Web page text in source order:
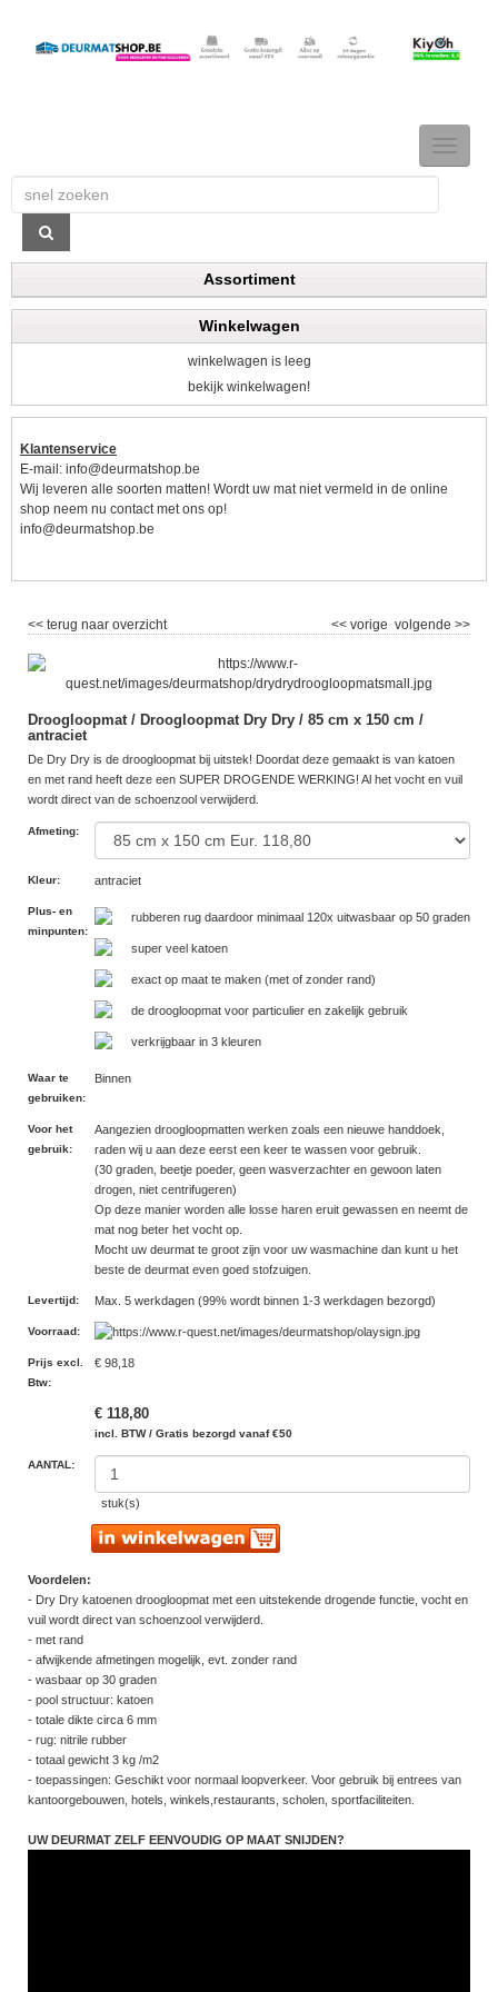
TOGGLE
Assortiment
Winkelwagen
winkelwagen is leeg
bekijk winkelwagen!
Klantenservice
E-mail: info@deurmatshop.be
Wij leveren alle soorten matten! Wordt uw mat niet vermeld in de online
shop neem nu contact met ons op!
info@deurmatshop.be
<< terug naar overzicht volgende >>
<< vorige
Droogloopmat / Droogloopmat Dry Dry / 85 cm x 150 cm /
antraciet
De Dry Dry is de droogloopmat bij uitstek! Doordat deze gemaakt is van katoen
en met rand heeft deze een SUPER DROGENDE WERKING! Al het vocht en vuil
wordt direct van de schoenzool verwijderd.
Afmeting:
Kleur: antraciet
Plus- en
minpunten:
rubberen rug daardoor minimaal 120x uitwasbaar op 50 graden
super veel katoen
exact op maat te maken (met of zonder rand)
de droogloopmat voor particulier en zakelijk gebruik
verkrijgbaar in 3 kleuren
Waar te
gebruiken:
Binnen
Voor het
gebruik:
Aangezien droogloopmatten werken zoals een nieuwe handdoek,
raden wij u aan deze eerst een keer te wassen voor gebruik.
(30 graden, beetje poeder, geen wasverzachter en gewoon laten
drogen, niet centrifugeren)
Op deze manier worden alle losse haren eruit gewassen en neemt de
mat nog beter het vocht op.
Mocht uw deurmat te groot zijn voor uw wasmachine dan kunt u het
beste de deurmat even goed stofzuigen.
Levertijd : Max. 5 werkdagen (99% wordt binnen 1-3 werkdagen bezorgd)
Voorraad :
Prijs excl.
Btw:
€ 98,18
€ 118,80
incl. BTW / Gratis bezorgd vanaf €50
AANTAL:
stuk(s)
Voordelen:
- Dry Dry katoenen droogloopmat met een uitstekende drogende functie, vocht en
vuil wordt direct van schoenzool verwijderd.
- met rand
- afwijkende afmetingen mogelijk, evt. zonder rand
- wasbaar op 30 graden
- pool structuur: katoen
- totale dikte circa 6 mm
- rug: nitrile rubber
- totaal gewicht 3 kg /m2
- toepassingen: Geschikt voor normaal loopverkeer. Voor gebruik bij entrees van
kantoorgebouwen, hotels, winkels,restaurants, scholen, sportfaciliteiten.
UW DEURMAT ZELF EENVOUDIG OP MAAT SNIJDEN?